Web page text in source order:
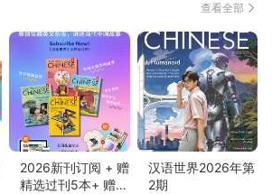
查看全部
2026新刊订阅 + 赠
精选过刊5本+ 赠网
汉语世界2026年第
2期